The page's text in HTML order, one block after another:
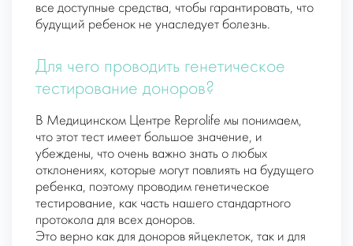
все доступные средства, чтобы гарантировать, что
будущий ребенок не унаследует болезнь.
Для чего проводить генетическое
тестирование доноров?
В Медицинском Центре Reprolife мы понимаем,
что этот тест имеет большое значение, и
убеждены, что очень важно знать о любых
отклонениях, которые могут повлиять на будущего
ребенка, поэтому проводим генетическое
тестирование, как часть нашего стандартного
протокола для всех доноров.
Это верно как для доноров яйцеклеток, так и для